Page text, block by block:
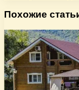
Похожие